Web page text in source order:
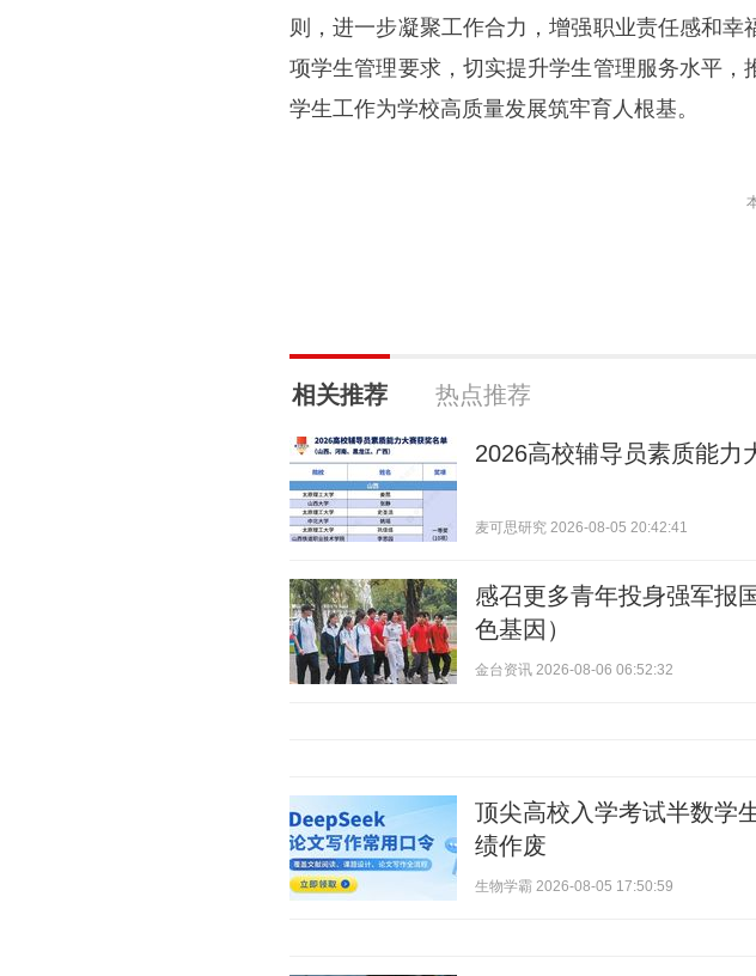
则，进一步凝聚工作合力，增强职业责任感和
项学生管理要求，切实提升学生管理服务水平，
学生工作为学校高质量发展筑牢育人根基。
相关推荐 热点推荐
2026高校辅导员素质能力
麦可思研究 2026-08-05 20:42:41
感召更多青年投身强军报
色基因）
金台资讯 2026-08-06 06:52:32
顶尖高校入学考试半数学
绩作废
生物学霸 2026-08-05 17:50:59